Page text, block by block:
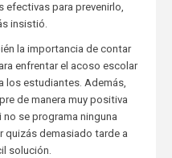
para prevenirlo,
insistió.
la importancia de contar
enfrentar el acoso escolar
los estudiantes. Además,
de manera muy positiva
se programa ninguna
quizás demasiado tarde a
solución.